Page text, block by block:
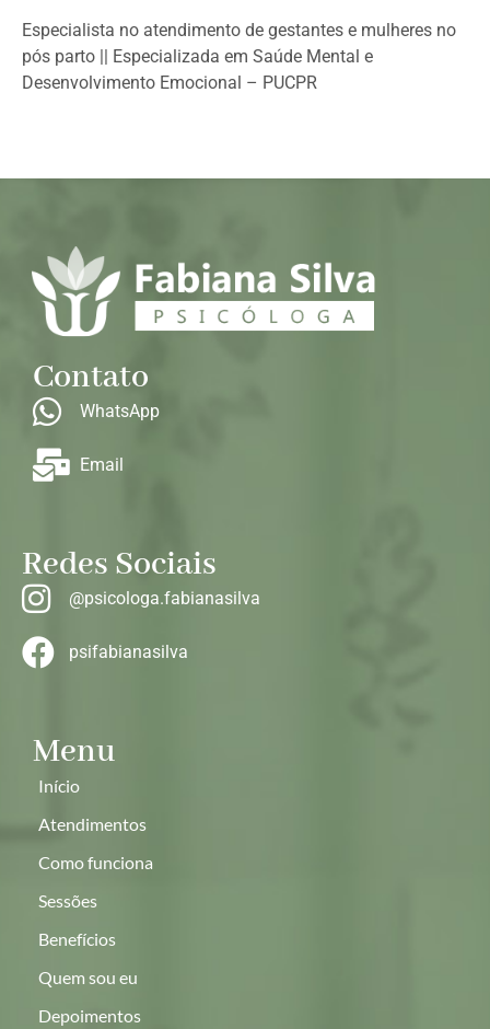
Especialista no atendimento de gestantes e mulheres no
pós parto || Especializada em Saúde Mental e
Desenvolvimento Emocional – PUCPR
Menu
Início
Atendimentos
Como funciona
Sessões
Benefícios
Quem sou eu
Depoimentos
Contato
WhatsApp
Email
Redes Sociais
@psicologa.fabianasilva
psifabianasilva